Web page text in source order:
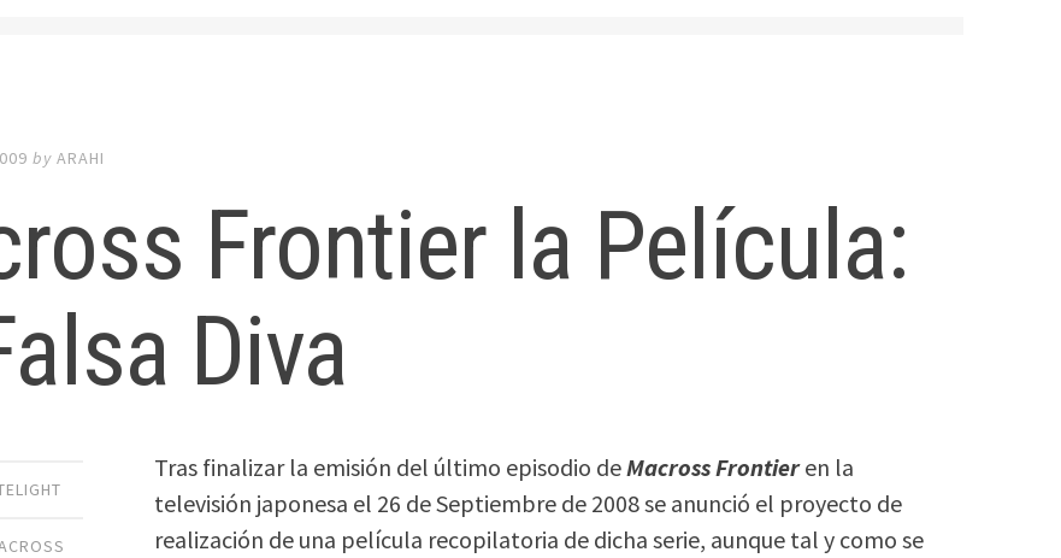
byARAHI
Frontier la Película:
Diva
Tras finalizar la emisión del último episodio deMacross Frontieren la
televisión japonesa el 26 de Septiembre de 2008 se anunció el proyecto de
realización de una película recopilatoria de dicha serie, aunque tal y como se